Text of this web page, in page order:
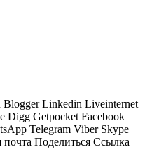
Blogger Linkedin Liveinternet
Digg Getpocket Facebook
Telegram Viber Skype
почта Поделиться Ссылка